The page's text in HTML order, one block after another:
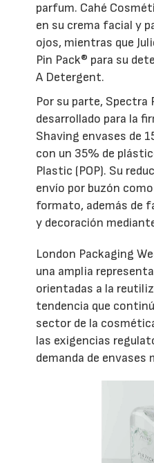
parfum. Cahé
en su crema facial y
ojos, mientras que
Pin Pack® para su
A Detergent.
Por su parte, Spectra
desarrollado para la
Shaving envases de
con un 35% de
Plastic (POP). Su
envío por buzón
formato, además de
y decoración
London Packaging
una amplia
orientadas a la
tendencia que
sector de la
las exigencias
demanda de envases